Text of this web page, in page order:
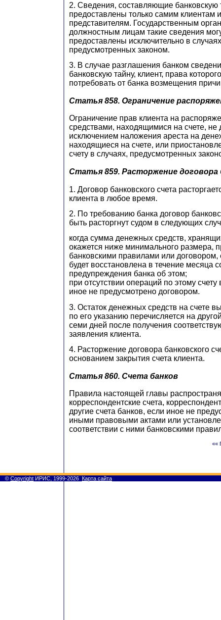
2. Сведения, составляющие банковскую
предоставлены только самим клиентам
представителям. Государственным
должностным лицам такие сведения
предоставлены исключительно в
предусмотренных законом.
3. В случае разглашения банком
банковскую тайну, клиент, права
потребовать от банка возмещения
Статья 858. Ограничение
Ограничение прав клиента на
средствами, находящимися на счете, не
исключением наложения ареста на
находящиеся на счете, или
счету в случаях, предусмотренных
Статья 859. Расторжение договора
1. Договор банковского счета
клиента в любое время.
2. По требованию банка договор
быть расторгнут судом в следующих
когда сумма денежных средств,
окажется ниже минимального размера,
банковскими правилами или договором,
будет восстановлена в течение месяца
предупреждения банка об этом;
при отсутствии операций по этому счету
иное не предусмотрено договором.
3. Остаток денежных средств на счете
по его указанию перечисляется на
семи дней после получения
заявления клиента.
4. Расторжение договора банковского
основанием закрытия счета клиента.
Статья 860. Счета банков
Правила настоящей главы
корреспондентские счета,
другие счета банков, если иное не
иными правовыми актами или
соответствии с ними банковскими
««
© Copyright ИРИС, 1999-2026 Карта сайта